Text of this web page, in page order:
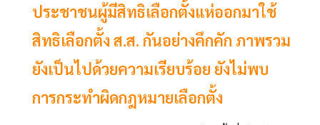
ประชาชนผู้มีสิทธิเลือกตั้งแห่ออกมาใช้
สิทธิเลือกตั้ง ส.ส. กันอย่างคึกคัก ภาพรวม
ยังเป็นไปด้วยความเรียบร้อย ยังไม่พบ
การกระทำผิดกฎหมายเลือกตั้ง